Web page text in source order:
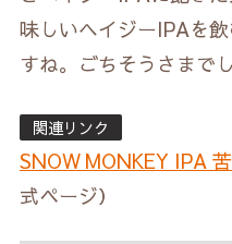
味しいヘイジーIPAを
すね。ごちそうさまで
関連リンク
SNOW MONKEY IPA
式ページ）